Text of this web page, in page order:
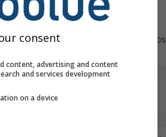
meteorológica en 3 gráficos
consent
content, advertising and content
and services development
on a device